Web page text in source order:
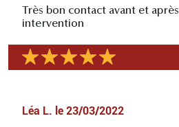
Très bon contact avant et après
intervention
Léa L. le 23/03/2022